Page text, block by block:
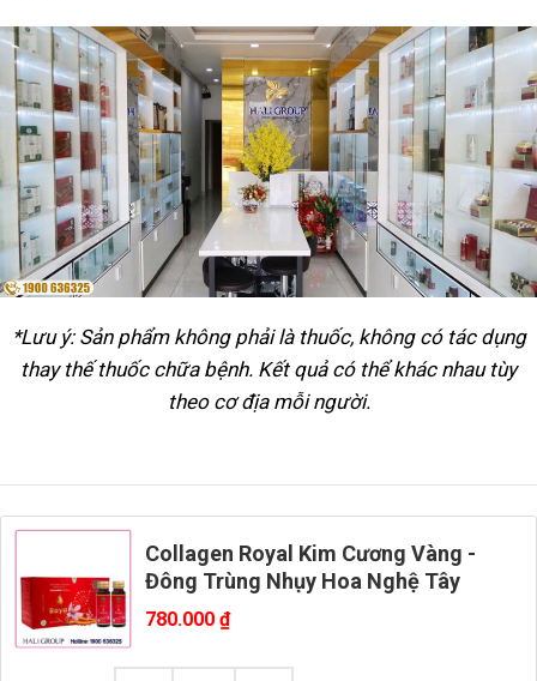
*Lưu ý: Sản phẩm không phải là thuốc, không có tác dụng
thay thế thuốc chữa bệnh. Kết quả có thể khác nhau tùy
theo cơ địa mỗi người.
Collagen Royal Kim Cương Vàng -
Đông Trùng Nhụy Hoa Nghệ Tây
780.000 ₫